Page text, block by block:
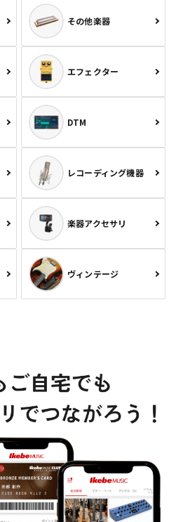
その他楽器
エフェクター
DTM
レコーディング機器
楽器アクセサリ
ヴィンテージ